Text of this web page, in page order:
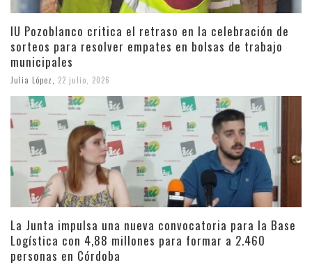
IU Pozoblanco critica el retraso en la celebración de
sorteos para resolver empates en bolsas de trabajo
municipales
Julia López 22 julio, 2026
La Junta impulsa una nueva convocatoria para la Base
Logística con 4,88 millones para formar a 2.460
personas en Córdoba